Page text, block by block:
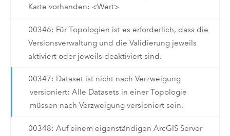
Karte vorhanden: <Wert>
00346: Für Topologien ist es erforderlich, dass die
Versionsverwaltung und die Validierung jeweils
aktiviert oder jeweils deaktiviert sind.
00347: Dataset ist nicht nach Verzweigung
versioniert: Alle Datasets in einer Topologie
müssen nach Verzweigung versioniert sein.
00348: Auf einem eigenständigen ArcGIS Server